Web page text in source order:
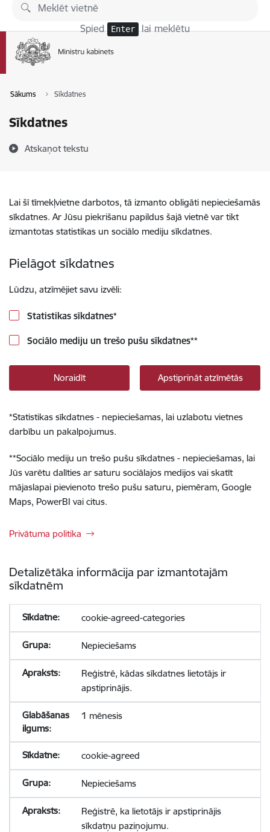
Pāriet uz lapas saturu
Spied Enter lai meklētu
Sākums Sīkdatnes
Sīkdatnes
Atskaņot tekstu
Lai šī tīmekļvietne darbotos, tā izmanto obligāti nepieciešamās
sīkdatnes. Ar Jūsu piekrišanu papildus šajā vietnē var tikt
izmantotas statistikas un sociālo mediju sīkdatnes.
Pielāgot sīkdatnes
Lūdzu, atzīmējiet savu izvēli:
Statistikas sīkdatnes*
Sociālo mediju un trešo pušu sīkdatnes**
Noraidīt Apstiprināt atzīmētās
*Statistikas sīkdatnes - nepieciešamas, lai uzlabotu vietnes
darbību un pakalpojumus.
**Sociālo mediju un trešo pušu sīkdatnes - nepieciešamas, lai
Jūs varētu dalīties ar saturu sociālajos medijos vai skatīt
mājaslapai pievienoto trešo pušu saturu, piemēram, Google
Maps, PowerBI vai citus.
Privātuma politika
Detalizētāka informācija par izmantotajām
sīkdatnēm
cookie-agreed-categories
Nepieciešams
Reģistrē, kādas sīkdatnes lietotājs ir
apstiprinājis.
1 mēnesis
cookie-agreed
Nepieciešams
Reģistrē, ka lietotājs ir apstiprinājis
sīkdatņu paziņojumu.